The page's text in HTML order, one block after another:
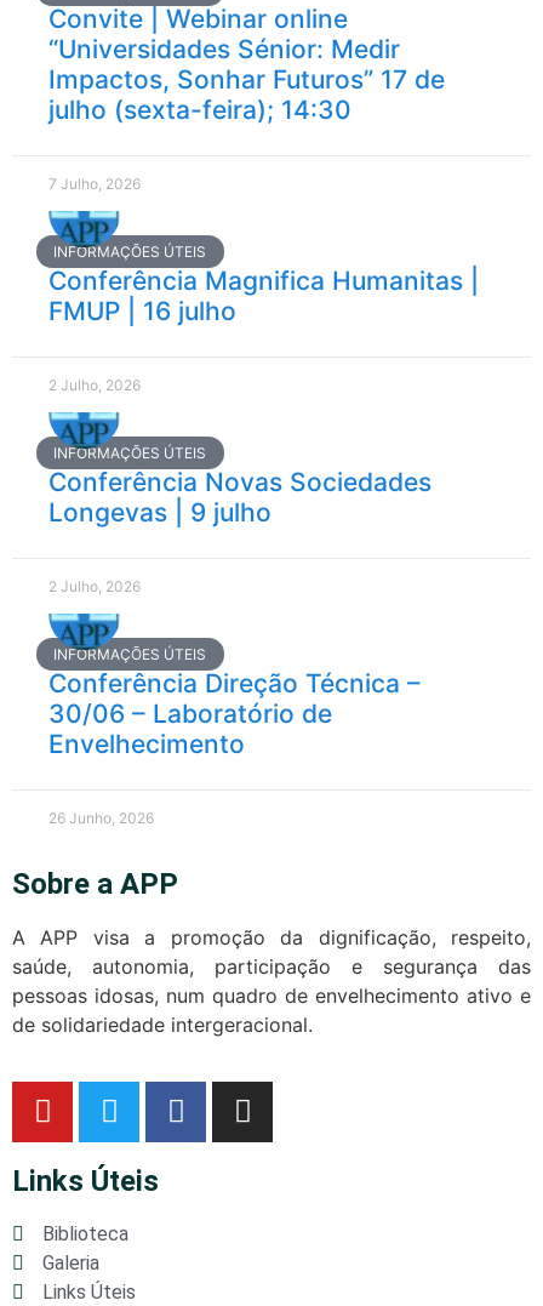
Convite | Webinar online
“Universidades Sénior: Medir
Impactos, Sonhar Futuros” 17 de
julho (sexta-feira); 14:30
7 Julho, 2026
INFORMAÇÕES ÚTEIS
Conferência Magnifica Humanitas |
FMUP | 16 julho
2 Julho, 2026
INFORMAÇÕES ÚTEIS
Conferência Novas Sociedades
Longevas | 9 julho
2 Julho, 2026
INFORMAÇÕES ÚTEIS
Conferência Direção Técnica –
30/06 – Laboratório de
Envelhecimento
26 Junho, 2026
Sobre a APP
A APP visa a promoção da dignificação, respeito,
saúde, autonomia, participação e segurança das
pessoas idosas, num quadro de envelhecimento ativo e
de solidariedade intergeracional.
Links Úteis
Biblioteca
Galeria
Links Úteis